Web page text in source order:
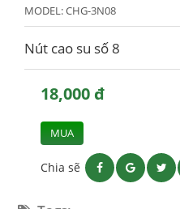
MODEL:CHG-3N08
Nút cao su số 8
18,000 đ
MUA
Chia sẽ